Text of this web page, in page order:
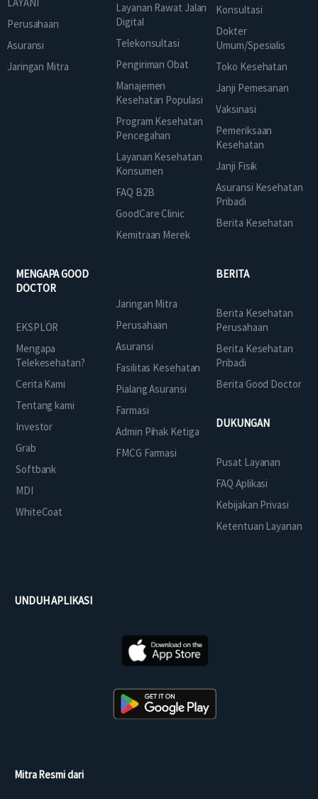
Perusahaan
Asuransi
Jaringan Mitra
Layanan Rawat Jalan
Digital
Telekonsultasi
Pengiriman Obat
Manajemen
Kesehatan Populasi
Program Kesehatan
Pencegahan
Layanan Kesehatan
Konsumen
FAQ B2B
GoodCare Clinic
Kemitraan Merek
Konsultasi
Dokter
Umum/Spesialis
Toko Kesehatan
Janji Pemesanan
Vaksinasi
Pemeriksaan
Kesehatan
Janji Fisik
Asuransi Kesehatan
Pribadi
Berita Kesehatan
MENGAPA GOOD
DOCTOR
EKSPLOR
Mengapa
Telekesehatan?
Cerita Kami
Tentang kami
Investor
Grab
Softbank
MDI
WhiteCoat
Jaringan Mitra
Perusahaan
Asuransi
Fasilitas Kesehatan
Pialang Asuransi
Farmasi
Admin Pihak Ketiga
FMCG Farmasi
BERITA
Berita Kesehatan
Perusahaan
Berita Kesehatan
Pribadi
Berita Good Doctor
DUKUNGAN
Pusat Layanan
FAQ Aplikasi
Kebijakan Privasi
Ketentuan Layanan
UNDUH APLIKASI
Mitra Resmi dari